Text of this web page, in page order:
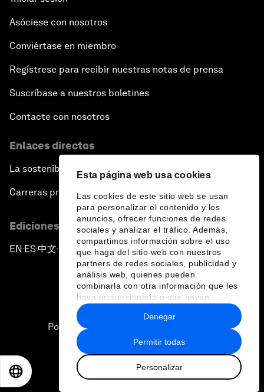
Esta página web usa cookies
Las cookies de este sitio web se usan
para personalizar el contenido y los
anuncios, ofrecer funciones de redes
sociales y analizar el tráfico. Además,
compartimos información sobre el uso
que haga del sitio web con nuestros
partners de redes sociales, publicidad y
análisis web, quienes pueden
combinarla con otra información que les
haya proporcionado o que hayan
recopilado a partir del uso que haya
hecho de sus servicios.
Permitir todas
Personalizar
Denegar
Asóciese con nosotros
Conviértase en miembro
Regístrese para recibir nuestras notas de prensa
Suscríbase a nuestros boletines
Contacte con nosotros
Enlaces directos
La sostenibilidad en el Foro
Carreras profesionales
Ediciones en otros idiomas
EN ▪ ES▪中文▪ 日本語
Política de privacidad y normas de uso
2026 Foro Económico Mundial